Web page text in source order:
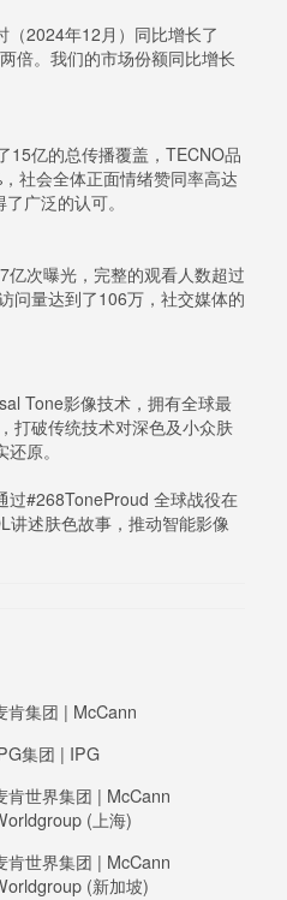
（2024年12月）同比增长了
倍。我们的市场份额同比增长
15亿的总传播覆盖，TECNO品
社会全体正⾯情绪赞同率高达
广泛的认可。
次曝光，完整的观看人数超过
问量达到了106万，社交媒体的
Tone影像技术，拥有全球最
打破传统技术对深色及小众肤
原。
过#268ToneProud 全球战役在
讲述肤色故事，推动智能影像
肯集团 | McCann
集团 | IPG
肯世界集团 | McCann
(上海)
肯世界集团 | McCann
(新加坡)